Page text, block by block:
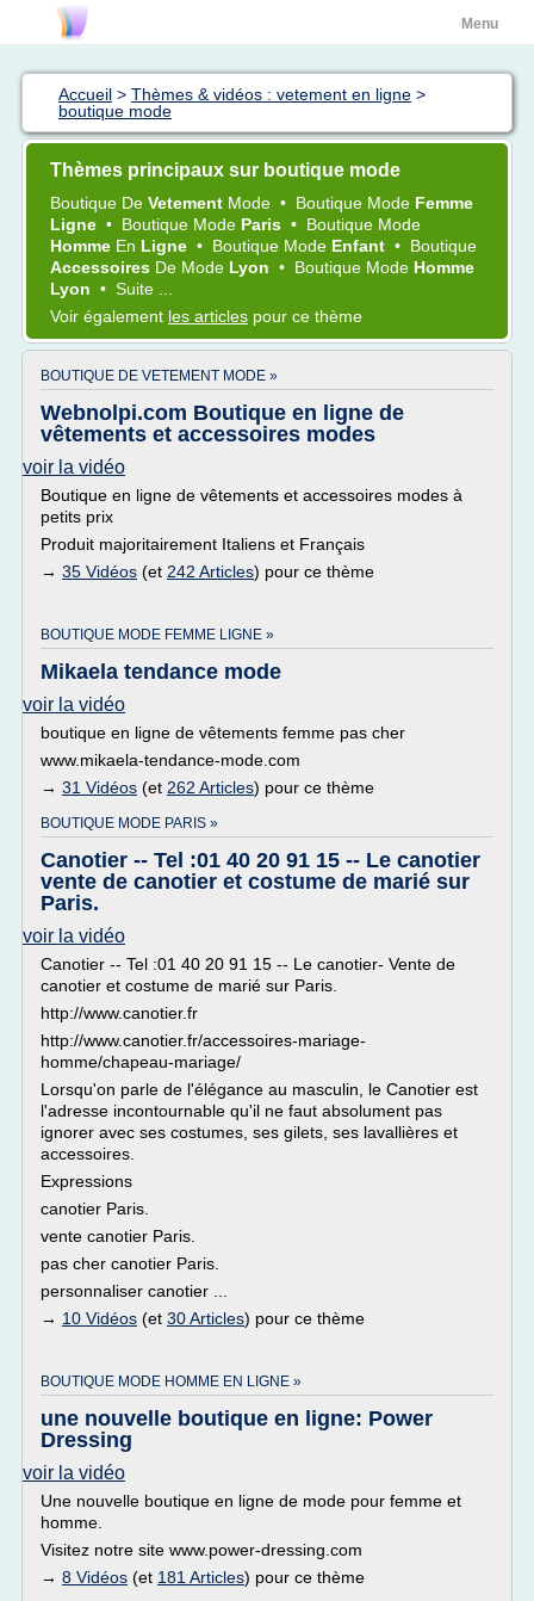
Menu
Accueil > Thèmes & vidéos : vetement en ligne >
boutique mode
Thèmes principaux sur boutique mode
Boutique De Vetement Mode • Boutique Mode Femme
Ligne • Boutique Mode Paris • Boutique Mode
Homme En Ligne • Boutique Mode Enfant • Boutique
Accessoires De Mode Lyon • Boutique Mode Homme
Lyon • Suite ...
Voir également les articles pour ce thème
BOUTIQUE DE VETEMENT MODE »
Webnolpi.com Boutique en ligne de
vêtements et accessoires modes
voir la vidéo
Boutique en ligne de vêtements et accessoires modes à
petits prix
Produit majoritairement Italiens et Français
→ 35 Vidéos (et 242 Articles) pour ce thème
BOUTIQUE MODE FEMME LIGNE »
Mikaela tendance mode
voir la vidéo
boutique en ligne de vêtements femme pas cher
www.mikaela-tendance-mode.com
→ 31 Vidéos (et 262 Articles) pour ce thème
BOUTIQUE MODE PARIS »
Canotier -- Tel :01 40 20 91 15 -- Le canotier
vente de canotier et costume de marié sur
Paris.
voir la vidéo
Canotier -- Tel :01 40 20 91 15 -- Le canotier- Vente de
canotier et costume de marié sur Paris.
http://www.canotier.fr
http://www.canotier.fr/accessoires-mariage-
homme/chapeau-mariage/
Lorsqu'on parle de l'élégance au masculin, le Canotier est
l'adresse incontournable qu'il ne faut absolument pas
ignorer avec ses costumes, ses gilets, ses lavallières et
accessoires.
Expressions
canotier Paris.
vente canotier Paris.
pas cher canotier Paris.
personnaliser canotier ...
→ 10 Vidéos (et 30 Articles) pour ce thème
BOUTIQUE MODE HOMME EN LIGNE »
une nouvelle boutique en ligne: Power
Dressing
voir la vidéo
Une nouvelle boutique en ligne de mode pour femme et
homme.
Visitez notre site www.power-dressing.com
→ 8 Vidéos (et 181 Articles) pour ce thème